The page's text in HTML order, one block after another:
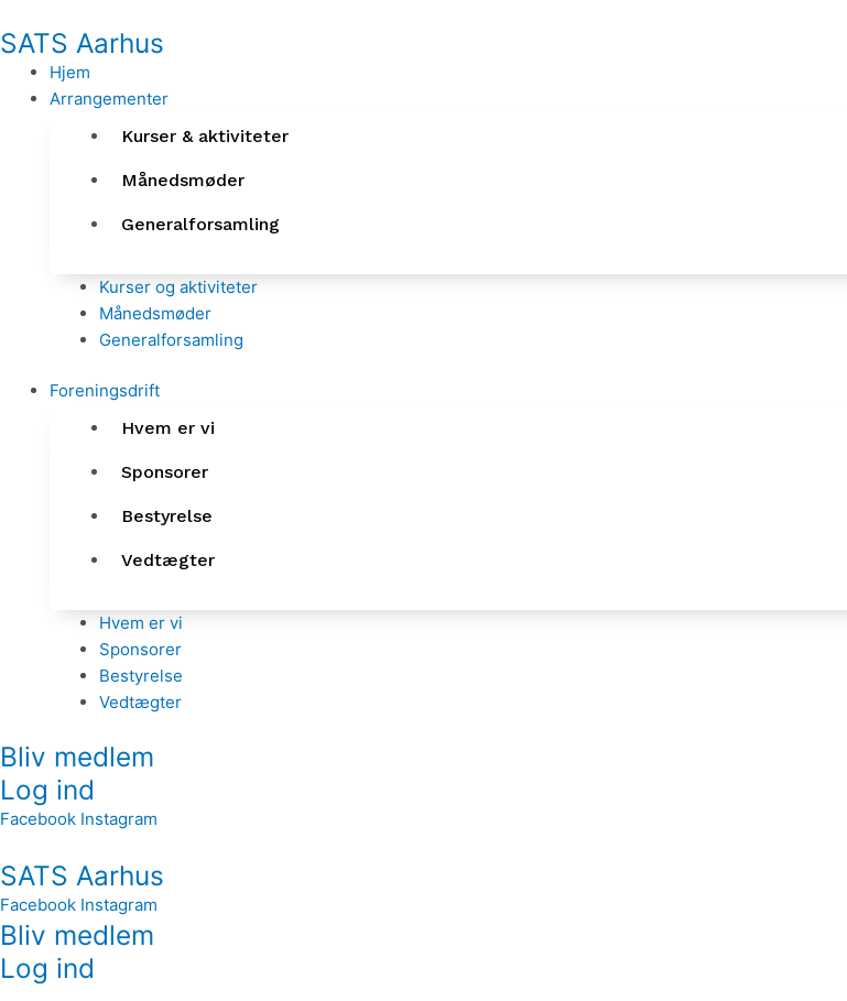
til
indholdet
SATS Aarhus
Hjem
Arrangementer
Kurser & aktiviteter
Månedsmøder
Generalforsamling
Kurser og aktiviteter
Månedsmøder
Generalforsamling
Foreningsdrift
Hvem er vi
Sponsorer
Bestyrelse
Vedtægter
Hvem er vi
Sponsorer
Bestyrelse
Vedtægter
Bliv medlem
Log ind
Facebook Instagram
SATS Aarhus
Facebook Instagram
Bliv medlem
Log ind